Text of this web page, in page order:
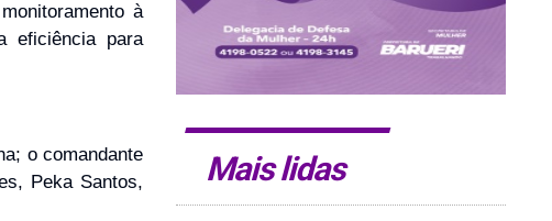
à
eficiência para
o comandante
Peka Santos,
Mais lidas